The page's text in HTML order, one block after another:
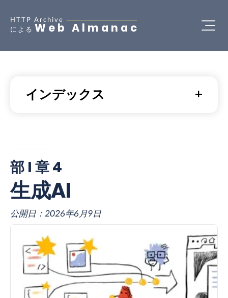
HTTP Archive
による Web Almanac
インデックス
部 I 章 4
生成AI
公開日： 2026年6月9日